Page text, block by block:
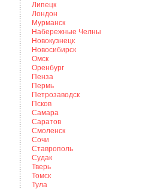
Липецк
Лондон
Мурманск
Набережные Челны
Новокузнецк
Новосибирск
Омск
Оренбург
Пенза
Пермь
Петрозаводск
Псков
Самара
Саратов
Смоленск
Сочи
Ставрополь
Судак
Тверь
Томск
Тула